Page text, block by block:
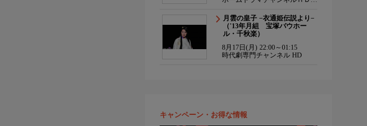
月雲の皇子 −衣通姫伝説より−
（'13年月組 宝塚バウホー
ル・千秋楽）
8月17日(月) 22:00～01:15
時代劇専門チャンネル HD
キャンペーン・お得な情報